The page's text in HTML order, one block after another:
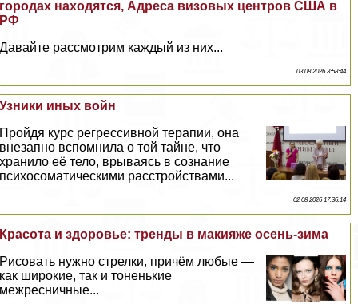
городах находятся, Адреса визовых центров США в
РФ
Давайте рассмотрим каждый из них...
03 08 2026 3:58:44
Узники иных войн
Пройдя курс регрессивной терапии, она
внезапно вспомнила о той тайне, что
хранило её тело, врываясь в сознание
психосоматическими расстройствами...
02 08 2026 17:36:14
Красота и здоровье: тренды в макияже осень-зима
Рисовать нужно стрелки, причём любые —
как широкие, так и тоненькие
межресничные...